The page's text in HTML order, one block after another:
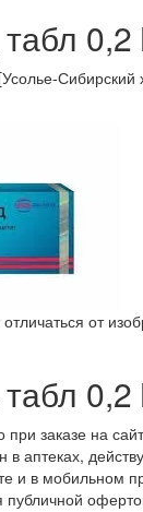
табл
от
табл
при заказе на
в аптеках,
и в мобильном